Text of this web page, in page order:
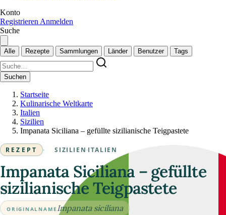
Konto
Registrieren Anmelden
Suche
Alle Rezepte Sammlungen Länder Benutzer Tags
Suchen
Startseite
Kulinarische Weltkarte
Italien
Sizilien
Impanata Siciliana – gefüllte sizilianische Teigpastete
REZEPT · SIZILIEN ·ITALIEN
Impanata Siciliana – gefüllte
sizilianische Teigpastete
ORIGINALNAME Impanata siciliana